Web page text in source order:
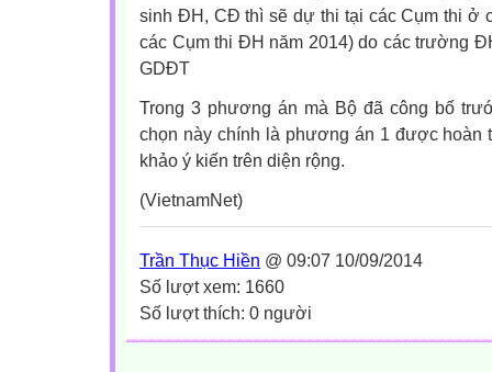
sinh ĐH, CĐ thì sẽ dự thi tại các Cụm thi
các Cụm thi ĐH năm 2014) do các trường
GDĐT
Trong 3 phương án mà Bộ đã công bố
chọn này chính là phương án 1 được hoàn
khảo ý kiến trên diện rộng.
(VietnamNet)
Trần Thục Hiền @ 09:07 10/09/2014
Số lượt xem: 1660
Số lượt thích: 0 người